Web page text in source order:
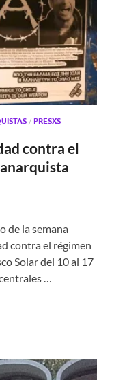
/ PRESXS
contra el
de la semana
contra el régimen
Solar del 10 al 17
…